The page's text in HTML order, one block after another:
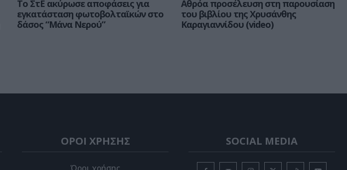
Το ΣτΕ ακύρωσε αποφάσεις για
εγκατάσταση φωτοβολταϊκών στο
δάσος “Μάνα Νερού”
Αθρόα προσέλευση στη παρουσίαση
του βιβλίου της Χρυσάνθης
Καραγιαννίδου (video)
ΟΡΟΙ ΧΡΗΣΗΣ
Όροι χρήσης
SOCIAL MEDIA